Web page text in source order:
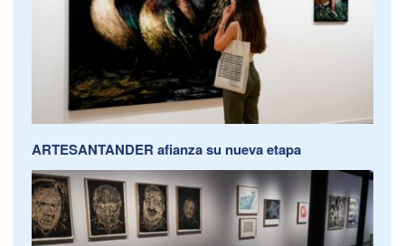
ARTESANTANDER afianza su nueva etapa